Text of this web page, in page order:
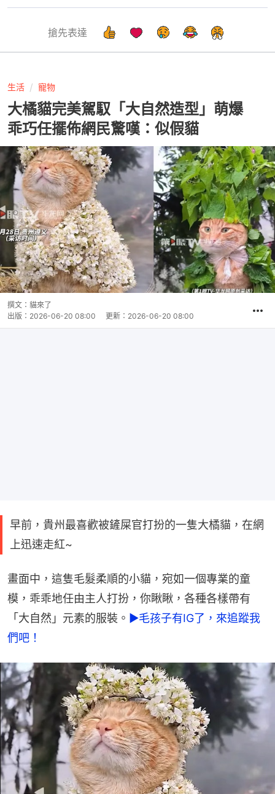
搶先表達
生活 寵物
大橘貓完美駕馭「大自然造型」萌爆
乖巧任擺佈網民驚嘆：似假貓
撰文： 貓來了
出版： 2026-06-20 08:00 更新： 2026-06-20 08:00
早前，貴州最喜歡被鏟屎官打扮的一隻大橘貓，在網
上迅速走紅~
畫面中，這隻毛髮柔順的小貓，宛如一個專業的童
模，乖乖地任由主人打扮，你瞅瞅，各種各樣帶有
「大自然」元素的服裝。 ►毛孩子有IG了，來追蹤我
們吧！